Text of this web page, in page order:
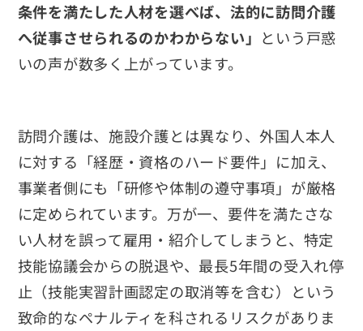
条件を満たした人材を選べば、法的に訪問介護
へ従事させられるのかわからない」 という戸惑
いの声が数多く上がっています。
訪問介護は、施設介護とは異なり、外国人本人
に対する「経歴・資格のハード要件」に加え、
事業者側にも「研修や体制の遵守事項」が厳格
に定められています。万が一、要件を満たさな
い人材を誤って雇用・紹介してしまうと、特定
技能協議会からの脱退や、最長5年間の受入れ停
止（技能実習計画認定の取消等を含む）という
致命的なペナルティを科されるリスクがありま